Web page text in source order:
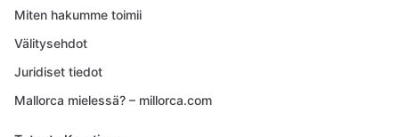
Miten hakumme toimii
Välitysehdot
Juridiset tiedot
Mallorca mielessä? – millorca.com